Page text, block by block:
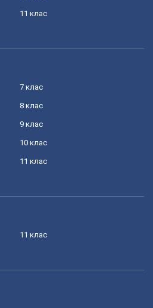
11 клас
7 клас
8 клас
9 клас
10 клас
11 клас
11 клас